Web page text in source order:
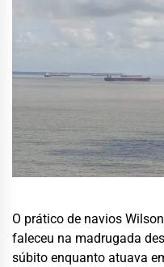
O prático de navios
faleceu na madrugada
súbito enquanto atuava